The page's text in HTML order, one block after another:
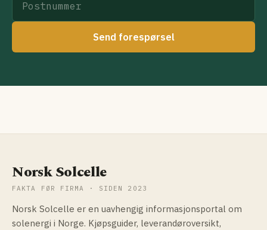
Send forespørsel
Norsk Solcelle
FAKTA FØR FIRMA · SIDEN 2023
Norsk Solcelle er en uavhengig informasjonsportal om
solenergi i Norge. Kjøpsguider, leverandøroversikt,